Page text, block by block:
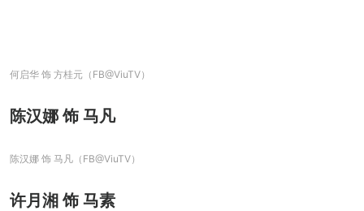
何启华 饰 方桂元（FB@ViuTV）
陈汉娜 饰 马凡
陈汉娜 饰 马凡（FB@ViuTV）
许月湘 饰 马素